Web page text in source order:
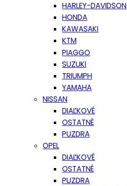
HARLEY-DAVIDSON
HONDA
KAWASAKI
KTM
PIAGGO
SUZUKI
TRIUMPH
YAMAHA
NISSAN
DIAĽKOVÉ
OSTATNÉ
PUZDRA
OPEL
DIAĽKOVÉ
OSTATNÉ
PUZDRA